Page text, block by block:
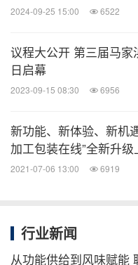
2024-09-25 15:00 6522
议程大公开 第三届马
日启幕
2023-09-15 08:30 6956
新功能、新体验、新机
加工包装在线”全新升级
2021-07-06 13:00 6919
行业新闻
从功能供给到风味赋能